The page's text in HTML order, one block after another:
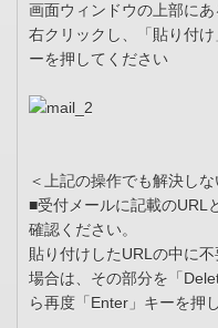
画面ウィンドウの上部に
右クリックし、「貼り付
ーを押してください
＜上記の操作でも解決しな
■受付メールに記載のURL
確認ください。
貼り付けしたURLの中に
場合は、その部分を「
ら再度「Enter」キーを押